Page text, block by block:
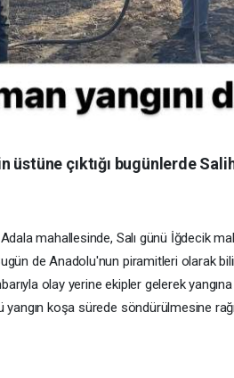
üstüne çıktığı bugünlerde
Adala mahallesinde, Salı günü İğdecik
de Anadolu'nun piramitleri olarak
olay yerine ekipler gelerek
yangın koşa sürede söndürülmesine